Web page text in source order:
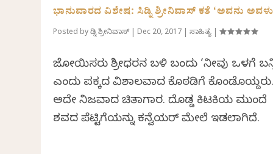
ಭಾನುವಾರದ ವಿಶೇಷ: ಸಿಡ್ನಿ ಶ್ರೀನಿವಾಸ್ ಕತೆ ‘ಅವನು
Posted byಸಿಡ್ನಿ ಶ್ರೀನಿವಾಸ್ Dec 20, 2017 |ಸಾಹಿತ್ಯ |
ಜೋಯಿಸರು ಶ್ರೀಧರನ ಬಳಿ ಬಂದು ‘ನೀವು ಒಳಗೆ
ಎಂದು ಪಕ್ಕದ ವಿಶಾಲವಾದ ಕೊಠಡಿಗೆ ಕೊಂಡೊಯ್ದರು.
ಅದೇ ನಿಜವಾದ ಚಿತಾಗಾರ. ದೊಡ್ಡ ಕಿಟಕಿಯ ಮುಂದೆ
ಶವದ ಪೆಟ್ಟಿಗೆಯನ್ನು ಕನ್ವೆಯರ್ ಮೇಲೆ ಇಡಲಾಗಿದೆ.